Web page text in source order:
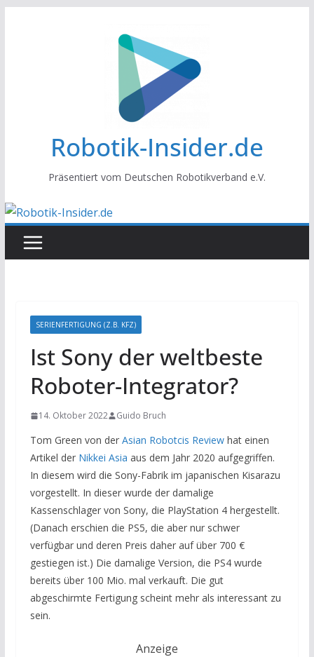
Robotik-Insider.de
Präsentiert vom Deutschen Robotikverband e.V.
SERIENFERTIGUNG (Z.B. KFZ)
Ist Sony der weltbeste
Roboter-Integrator?
14. Oktober 2022 Guido Bruch
Tom Green von der Asian Robotcis Review hat einen
Artikel der Nikkei Asia aus dem Jahr 2020 aufgegriffen.
In diesem wird die Sony-Fabrik im japanischen Kisarazu
vorgestellt. In dieser wurde der damalige
Kassenschlager von Sony, die PlayStation 4 hergestellt.
(Danach erschien die PS5, die aber nur schwer
verfügbar und deren Preis daher auf über 700 €
gestiegen ist.) Die damalige Version, die PS4 wurde
bereits über 100 Mio. mal verkauft. Die gut
abgeschirmte Fertigung scheint mehr als interessant zu
sein.
Anzeige